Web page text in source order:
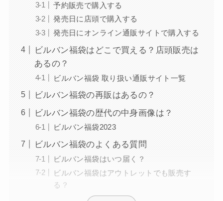
予約販売で購入する
発売日に店頭で購入する
発売日にオンライン通販サイトで購入する
ビルバン福袋はどこで買える？店頭販売は
あるの？
ビルバン福袋 取り扱い通販サイト一覧
ビルバン福袋の再販はあるの？
ビルバン福袋の歴代の中身画像は？
ビルバン福袋2023
ビルバン福袋のよくある質問
ビルバン福袋はいつ届く？
ビルバン福袋はアウトレットでも販売す
る？